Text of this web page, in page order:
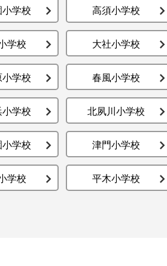
小学校 高須小学校
学校 大社小学校
小学校 春風小学校
学校 北夙川小学校
学校 津門小学校
学校 平木小学校